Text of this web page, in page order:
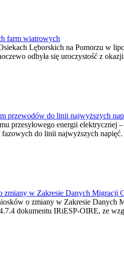
farm wiatrowych
Lęborskich na Pomorzu w
odbyła się uroczystość z
przewodów do linii najwyższych
przesyłowego energii
do linii najwyższych
zmiany w Zakresie Danych Migracji
o zmiany w Zakresie Danych
dokumentu IRiESP-OIRE, ze